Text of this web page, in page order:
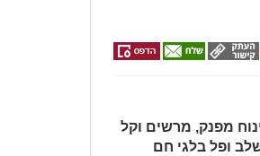
מפנק, מרשים וקל
ופל בלגי חם